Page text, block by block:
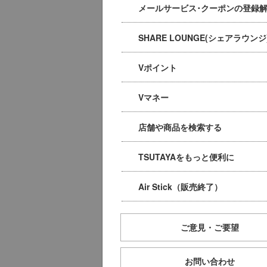
メールサービス･クーポンの登録
SHARE LOUNGE(シェアラウン
Vポイント
Vマネー
店舗や商品を検索する
TSUTAYAをもっと便利に
Air Stick（販売終了）
ご意見・ご要望
お問い合わせ